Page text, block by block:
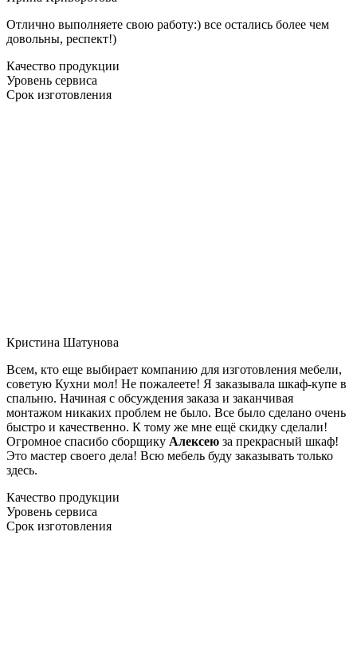
Отлично выполняете свою работу:) все остались более чем
довольны, респект!)
Качество продукции
Уровень сервиса
Срок изготовления
Кристина Шатунова
Всем, кто еще выбирает компанию для изготовления мебели,
советую Кухни мол! Не пожалеете! Я заказывала шкаф-купе в
спальню. Начиная с обсуждения заказа и заканчивая
монтажом никаких проблем не было. Все было сделано очень
быстро и качественно. К тому же мне ещё скидку сделали!
Огромное спасибо сборщику Алексею за прекрасный шкаф!
Это мастер своего дела! Всю мебель буду заказывать только
здесь.
Качество продукции
Уровень сервиса
Срок изготовления